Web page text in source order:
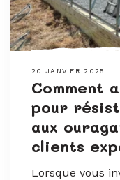
20 JANVIER 2025
Comment
pour
aux
clients
Lorsque vous